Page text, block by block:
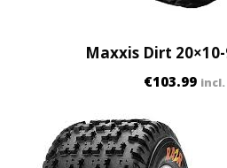
Maxxis Dirt
€103.99 incl.